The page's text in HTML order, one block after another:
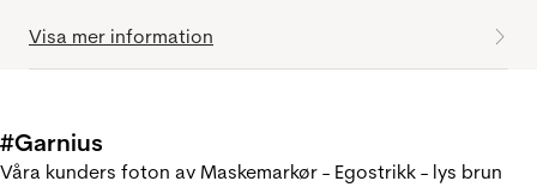
Visa mer information
#Garnius
Våra kunders foton av Maskemarkør - Egostrikk - lys brun